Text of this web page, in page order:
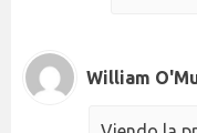
William